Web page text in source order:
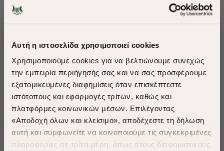
Αυτή η ιστοσελίδα χρησιμοποιεί cookies
Χρησιμοποιούμε cookies για να βελτιώνουμε συνεχώς
την εμπειρία περιήγησής σας και να σας προσφέρουμε
εξατομικευμένες διαφημίσεις όταν επισκέπτεστε
ιστότοπους και εφαρμογές τρίτων, καθώς και
πλατφόρμες κοινωνικών μέσων. Επιλέγοντας
«Αποδοχή όλων και κλείσιμο», αποδέχεστε τη δήλωση
αυτή και συμφωνείτε να κοινοποιούμε τις συγκεκριμένες
πληροφορίες σε τρίτα μέρη, όπως στους διαφημιστικούς
ΠΡΟΤΕΙΝΟΥΜΕ ΓΙΑ ΕΣΑΣ
​
A Season of Style
SUMMER SALE